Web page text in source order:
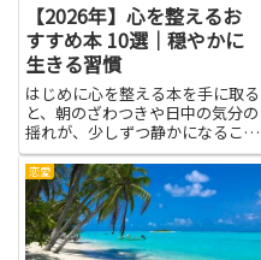
【2026年】心を整えるお
すすめ本 10選｜穏やかに
生きる習慣
はじめに心を整える本を手に取る
と、朝のざわつきや日中の気分の
揺れが、少しずつ静かになること
があります。ページをめくるたび
に、呼吸や気持ちの整え方、考え
方の癖に気づくことができ、見え
にくいストレスの正体を分かりや
すく整理できるのです。難しい
専...
恋愛